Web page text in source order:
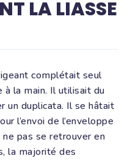
LA LIASSE
complétait seul
à la main. Il utilisait du
un duplicata. Il se hâtait
l’envoi de l’enveloppe
pas se retrouver en
la majorité des